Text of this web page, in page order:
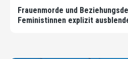
Frauenmorde und
Feministinnen explizit